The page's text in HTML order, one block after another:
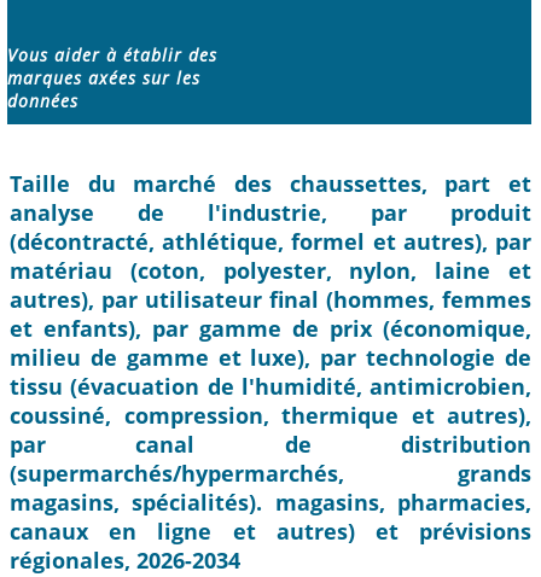
Vous aider à établir des
marques axées sur les
données
Taille du marché des chaussettes, part et
analyse de l'industrie, par produit
(décontracté, athlétique, formel et autres), par
matériau (coton, polyester, nylon, laine et
autres), par utilisateur final (hommes, femmes
et enfants), par gamme de prix (économique,
milieu de gamme et luxe), par technologie de
tissu (évacuation de l'humidité, antimicrobien,
coussiné, compression, thermique et autres),
par canal de distribution
(supermarchés/hypermarchés, grands
magasins, spécialités). magasins, pharmacies,
canaux en ligne et autres) et prévisions
régionales, 2026-2034